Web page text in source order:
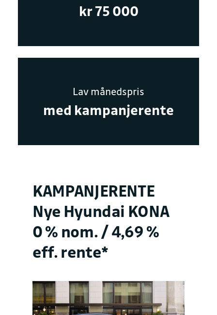
kr 75 000
Lav månedspris
med kampanjerente
KAMPANJERENTE
Nye Hyundai KONA
0 % nom. / 4,69 %
eff. rente*